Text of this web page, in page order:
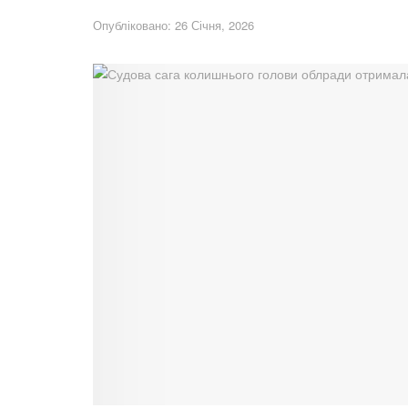
Опубліковано: 26 Січня, 2026